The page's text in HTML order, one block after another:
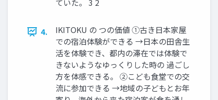
ていた。 3 2
4.
IKITOKU の つの価値 ①古き日本家屋
での宿泊体験ができる →日本の田舎生
活を体験でき、都内の滞在では体験で
きないようなゆっくりした時の 過ごし
方を体感できる。 ②こども食堂での交
流に参加できる →地域の子どもとお年